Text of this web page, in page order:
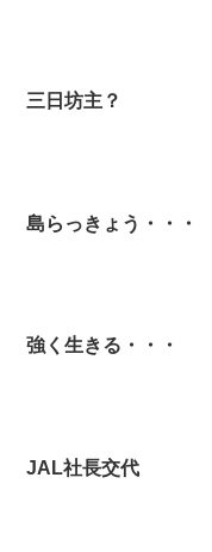
三日坊主？
島らっきょう・・・
強く生きる・・・
JAL社長交代